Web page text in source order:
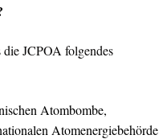
JCPOA folgendes
Atombombe,
Atomenergiebehörde